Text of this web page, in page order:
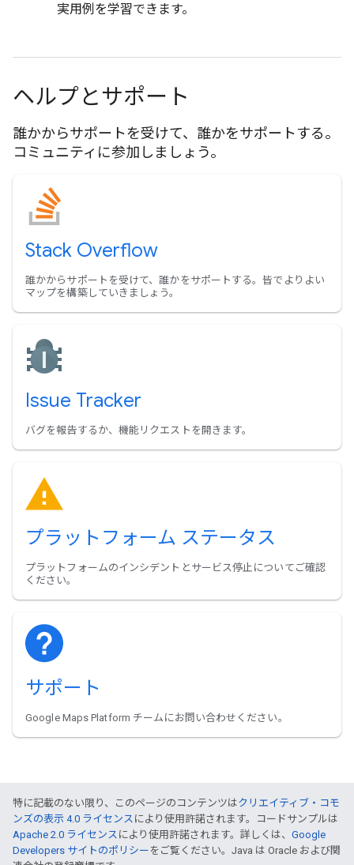
実用例を学習できます。
ヘルプとサポート
誰かからサポートを受けて、誰かをサポートする。
コミュニティに参加しましょう。
Stack Overflow
誰かからサポートを受けて、誰かをサポートする。皆でよりよい
マップを構築していきましょう。
Issue Tracker
バグを報告するか、機能リクエストを開きます。
プラットフォーム ステータス
プラットフォームのインシデントとサービス停止についてご確認
ください。
サポート
Google Maps Platform チームにお問い合わせください。
特に記載のない限り、このページのコンテンツはクリエイティブ・コモ
ンズの表示 4.0 ライセンス により使用許諾されます。コードサンプルは
Apache 2.0 ライセンス により使用許諾されます。詳しくは、 Google
Developers サイトのポリシー をご覧ください。Java は Oracle および関